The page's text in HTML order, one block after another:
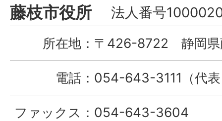
Fujieda
City
藤枝市役所 法人番号
所在地： 〒426-8722 静岡県
電話： 054-643-3111（代
ファックス： 054-643-3604